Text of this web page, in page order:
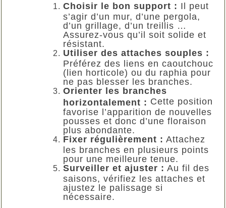
Choisir le bon support : Il peut
s’agir d’un mur, d’une pergola,
d’un grillage, d’un treillis …
Assurez-vous qu’il soit solide et
résistant.
Utiliser des attaches souples :
Préférez des liens en caoutchouc
(lien horticole) ou du raphia pour
ne pas blesser les branches.
Orienter les branches
horizontalement : Cette position
favorise l’apparition de nouvelles
pousses et donc d’une floraison
plus abondante.
Fixer régulièrement : Attachez
les branches en plusieurs points
pour une meilleure tenue.
Surveiller et ajuster : Au fil des
saisons, vérifiez les attaches et
ajustez le palissage si
nécessaire.